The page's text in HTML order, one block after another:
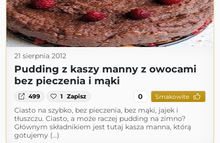
21 sierpnia 2012
Pudding z kaszy manny z owocami
bez pieczenia i mąki
499 1 Zapisz 0 Smakowite
Ciasto na szybko, bez pieczenia, bez mąki, jajek i
tłuszczu. Ciasto, a może raczej pudding na zimno?
Głównym składnikiem jest tutaj kasza manna, którą
gotujemy (...)